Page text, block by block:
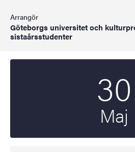
Arrangör
Göteborgs universitet och
sistaårsstudenter
30
Maj